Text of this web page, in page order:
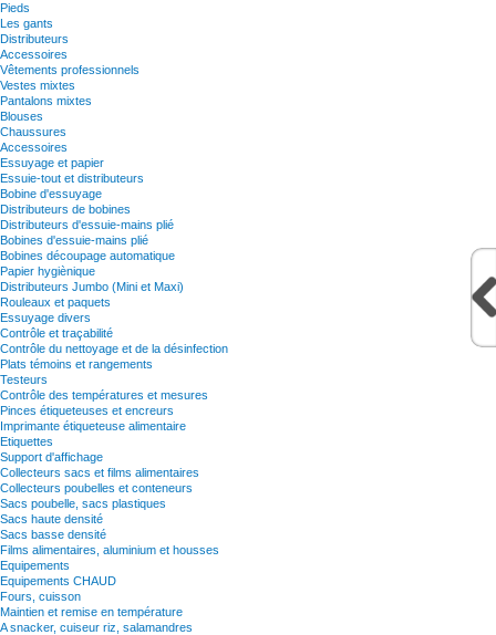
Pieds
Les gants
Distributeurs
Accessoires
Vêtements professionnels
Vestes mixtes
Pantalons mixtes
Blouses
Chaussures
Accessoires
Essuyage et papier
Essuie-tout et distributeurs
Bobine d'essuyage
Distributeurs de bobines
Distributeurs d'essuie-mains plié
Bobines d'essuie-mains plié
Bobines découpage automatique
Papier hygiènique
Distributeurs Jumbo (Mini et Maxi)
Rouleaux et paquets
Essuyage divers
Contrôle et traçabilité
Contrôle du nettoyage et de la désinfection
Plats témoins et rangements
Testeurs
Contrôle des températures et mesures
Pinces étiqueteuses et encreurs
Imprimante étiqueteuse alimentaire
Etiquettes
Support d'affichage
Collecteurs sacs et films alimentaires
Collecteurs poubelles et conteneurs
Sacs poubelle, sacs plastiques
Sacs haute densité
Sacs basse densité
Films alimentaires, aluminium et housses
Equipements
Equipements CHAUD
Fours, cuisson
Maintien et remise en température
A snacker, cuiseur riz, salamandres